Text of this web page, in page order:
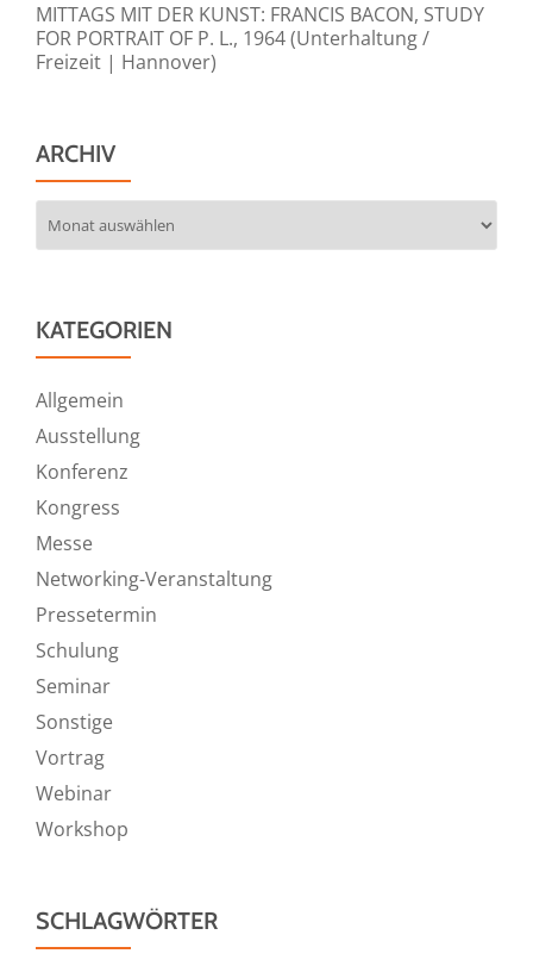
MITTAGS MIT DER KUNST: FRANCIS BACON, STUDY
FOR PORTRAIT OF P. L., 1964 (Unterhaltung /
Freizeit | Hannover)
ARCHIV
KATEGORIEN
Allgemein
Ausstellung
Konferenz
Kongress
Messe
Networking-Veranstaltung
Pressetermin
Schulung
Seminar
Sonstige
Vortrag
Webinar
Workshop
SCHLAGWÖRTER